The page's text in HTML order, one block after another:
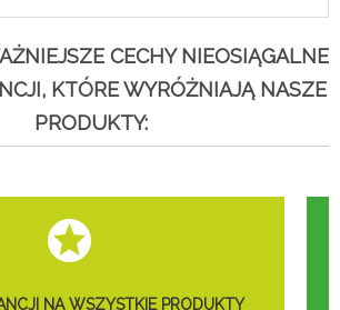
CECHY NIEOSIĄGALNE
KTÓRE WYRÓŻNIAJĄ NASZE
PRODUKTY:
NA WSZYSTKIE PRODUKTY